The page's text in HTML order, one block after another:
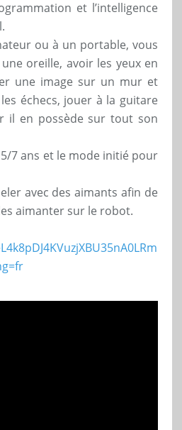
et l’intelligence
ou à un portable, vous
oreille, avoir les yeux en
une image sur un mur et
échecs, jouer à la guitare
il en possède sur tout son
7 ans et le mode initié pour
avec des aimants afin de
aimanter sur le robot.